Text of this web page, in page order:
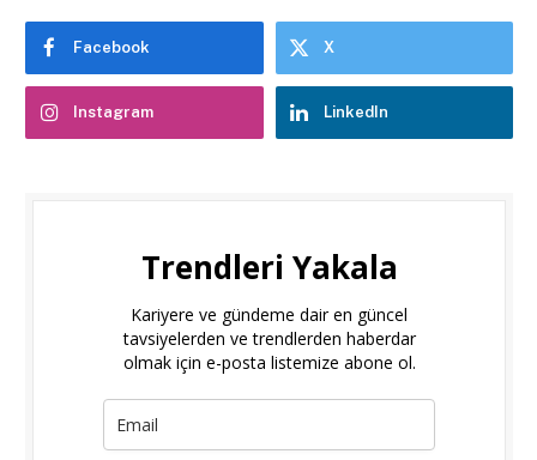
Facebook X
Instagram LinkedIn
Trendleri Yakala
Kariyere ve gündeme dair en güncel
tavsiyelerden ve trendlerden haberdar
olmak için e-posta listemize abone ol.